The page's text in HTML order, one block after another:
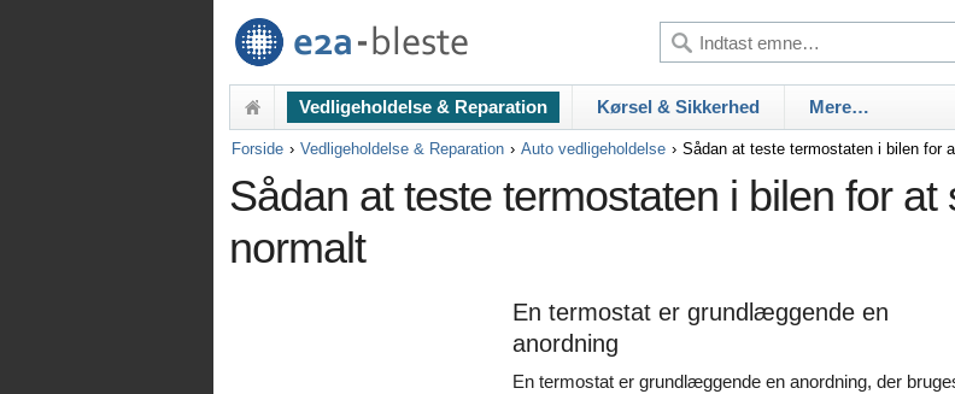
Vedligeholdelse & Reparation Kørsel & Sikkerhed Mere…
Forside Vedligeholdelse & Reparation Auto vedligeholdelse Sådan at teste termostaten i bilen for
Sådan at teste termostaten i bilen for
normalt
En termostat er grundlæggende en
anordning
En termostat er grundlæggende en anordning, der